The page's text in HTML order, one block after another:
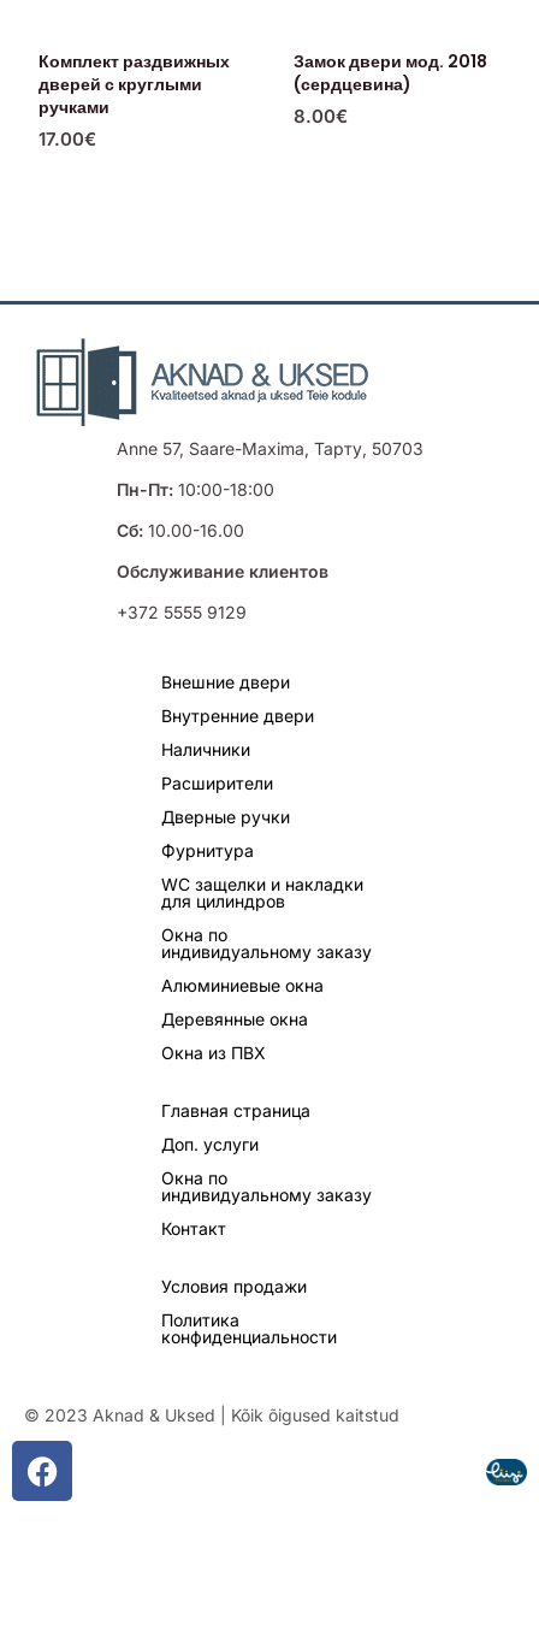
Комплект раздвижных
дверей с круглыми
ручками
17.00€
Замок двери мод. 2018
(сердцевина)
8.00€
Anne 57, Saare-Maxima, Тарту, 50703
Пн-Пт:10:00-18:00
Сб:10.00-16.00
Обслуживание клиентов
+372 5555 9129
Внешние двери
Внутренние двери
Наличники
Расширители
Дверные ручки
Фурнитура
WC защелки и накладки
для цилиндров
Окна по
индивидуальному заказу
Алюминиевые окна
Деревянные окна
Окна из ПВХ
Главная страница
Доп. услуги
Окна по
индивидуальному заказу
Контакт
Условия продажи
Политика
конфиденциальности
© 2023 Aknad & Uksed | Kõik õigused kaitstud
F
a